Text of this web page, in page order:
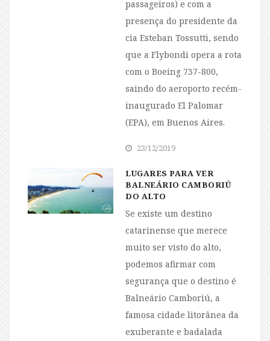
passageiros) e com a
presença do presidente da
cia Esteban Tossutti, sendo
que a Flybondi opera a rota
com o Boeing 737-800,
saindo do aeroporto recém-
inaugurado El Palomar
(EPA), em Buenos Aires.
23/12/2019
LUGARES PARA VER
BALNEÁRIO CAMBORIÚ
DO ALTO
Se existe um destino
catarinense que merece
muito ser visto do alto,
podemos afirmar com
segurança que o destino é
Balneário Camboriú, a
famosa cidade litorânea da
exuberante e badalada